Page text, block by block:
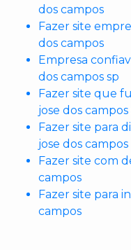
dos campos
Fazer site
dos campos
Empresa
dos campos sp
Fazer site que
jose dos campos
Fazer site para
jose dos campos
Fazer site com
campos
Fazer site para
campos